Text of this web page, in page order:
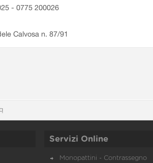
- 0775 200026
Calvosa n. 87/91
Servizi Online
Monopattini - Contrassegno